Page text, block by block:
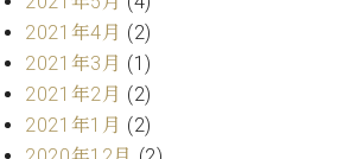
ア
プ
ラ
イ
ト
楽
教
ピ
ア
2021年4月 (2)
2021年3月 (1)
2021年2月 (2)
2021年1月 (2)